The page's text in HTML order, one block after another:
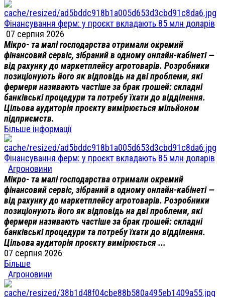
Фінансування ферм: у проєкт вкладають 85 млн доларів
07 серпня 2026
Мікро- та малі господарства отримали окремий
фінансовий сервіс, зібраний в одному онлайн-кабінеті —
від рахунку до маркетплейсу агротоварів. Розробники
позиціонують його як відповідь на дві проблеми, які
фермери називають частіше за брак грошей: складні
банківські процедури та потребу їхати до відділення.
Цільова аудиторія проєкту вимірюється мільйоном
підприємств.
Більше інформації
Фінансування ферм: у проєкт вкладають 85 млн доларів
Агроновини
Мікро- та малі господарства отримали окремий
фінансовий сервіс, зібраний в одному онлайн-кабінеті —
від рахунку до маркетплейсу агротоварів. Розробники
позиціонують його як відповідь на дві проблеми, які
фермери називають частіше за брак грошей: складні
банківські процедури та потребу їхати до відділення.
Цільова аудиторія проєкту вимірюється ...
07 серпня 2026
Більше
Агроновини